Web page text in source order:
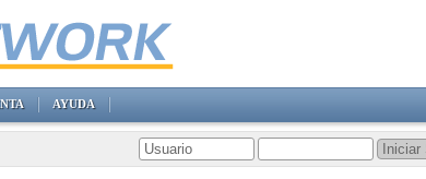
AYUDA